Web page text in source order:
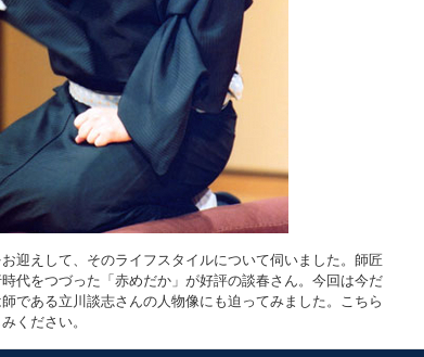
迎えして、そのライフスタイルについて伺いました。師匠
代をつづった「赤めだか」が好評の談春さん。今回は今だ
である立川談志さんの人物像にも迫ってみました。こちら
ください。